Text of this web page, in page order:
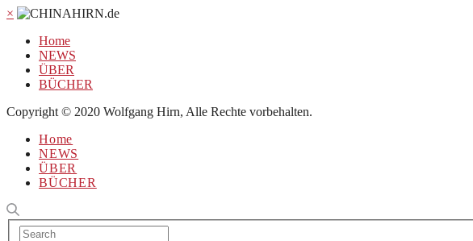
×
Home
NEWS
ÜBER
BÜCHER
Copyright © 2020 Wolfgang Hirn, Alle Rechte vorbehalten.
Home
NEWS
ÜBER
BÜCHER